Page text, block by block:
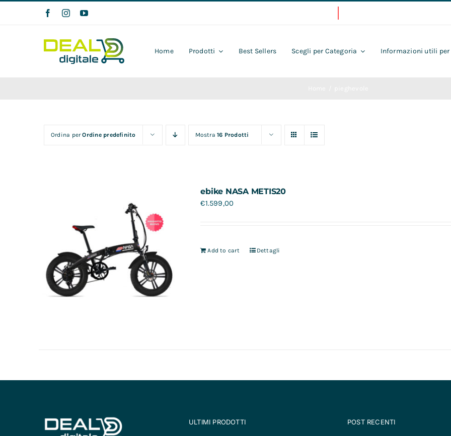
Home Prodotti Best Sellers Scegli per Categoria Informazioni utili per
Ordina perOrdine predefinito Mostra16 Prodotti
ebike NASA METIS20
€1.599,00
Add to cart Dettagli
ULTIMI PRODOTTI POST RECENTI